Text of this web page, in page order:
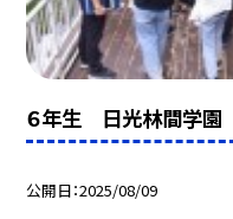
６年生 日光林間学園
公開日 2025/08/09